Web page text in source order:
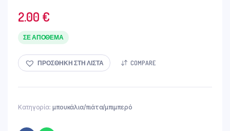
2.00 €
ΣΕ ΑΠΌΘΕΜΑ
ΠΡΟΣΘΉΚΗ ΣΤΗ ΛΊΣΤΑ COMPARE
Κατηγορία: μπουκάλια/πιάτα/μπιμπερό